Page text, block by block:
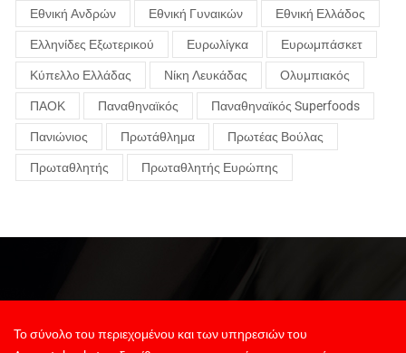
Εθνική Ανδρών Εθνική Γυναικών Εθνική Ελλάδος
Ελληνίδες Εξωτερικού Ευρωλίγκα Ευρωμπάσκετ
Κύπελλο Ελλάδας Νίκη Λευκάδας Ολυμπιακός
ΠΑΟΚ Παναθηναϊκός Παναθηναϊκός Superfoods
Πανιώνιος Πρωτάθλημα Πρωτέας Βούλας
Πρωταθλητής Πρωταθλητής Ευρώπης
Το σύνολο του περιεχομένου και των υπηρεσιών του